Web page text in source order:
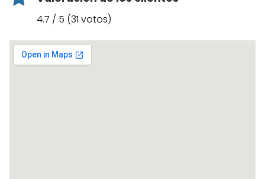
4.7 / 5 (31 votos)